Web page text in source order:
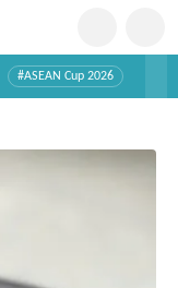
#ASEAN Cup 2026